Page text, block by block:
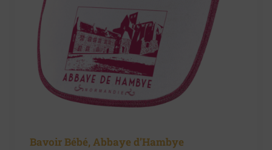
Bavoir Bébé, Abbaye d’Hambye